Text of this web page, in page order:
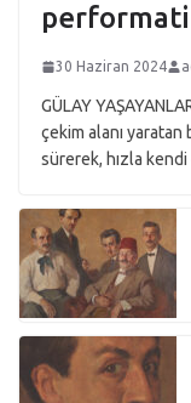
30 Haziran 2024
GÜLAY
çekim alanı yaratan
sürerek, hızla